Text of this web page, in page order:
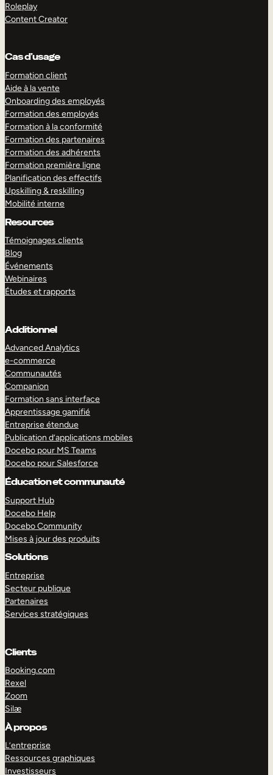
Roleplay
Content Creator
Cas d’usage
Formation client
Aide à la vente
Onboarding des employés
Formation des employés
Formation à la conformité
Formation des partenaires
Formation des adhérents
Formation première ligne
Planification des effectifs
Upskilling & reskilling
Mobilité interne
Resources
Témoignages clients
Blog
Événements
Webinaires
Études et rapports
Additionnel
Advanced Analytics
e-commerce
Communautés
Companion
Formation sans interface
Apprentissage gamifié
Entreprise étendue
Publication d’applications mobiles
Docebo pour MS Teams
Docebo pour Salesforce
Éducation et communauté
Support Hub
Docebo Help
Docebo Community
Mises à jour des produits
Solutions
Entreprise
Secteur publique
Partenaires
Services stratégiques
Clients
Booking.com
Rexel
Zoom
Silæ
À propos
L’entreprise
Ressources graphiques
Investisseurs